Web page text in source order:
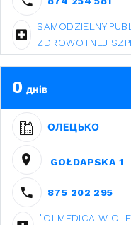
SAMODZIELNY
ZDROWOTNEJ
0 днів
ОЛЕЦЬКО
GOŁDAPSKA 1
875 202 295
"OLMEDICA W